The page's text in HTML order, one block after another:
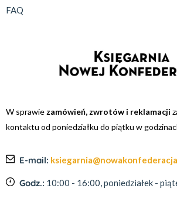
FAQ
W sprawie zamówień, zwrotów i reklamacji
kontaktu od poniedziałku do piątku w
E-mail:
Godz.: 10:00 - 16:00, poniedziałek -